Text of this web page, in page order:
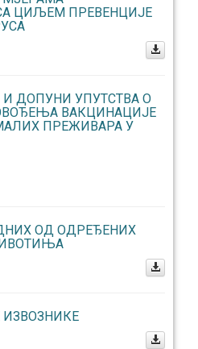
ЦИЉЕМ ПРЕВЕНЦИЈЕ
ДОПУНИ УПУТСТВА O
ВАКЦИНАЦИЈЕ
ПРЕЖИВАРА У
ОД ОДРЕЂЕНИХ